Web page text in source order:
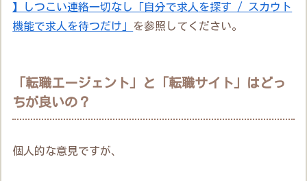
】しつこい連絡一切なし「自分で求人を探す / スカウト
機能で求人を待つだけ」 を参照してください。
「転職エージェント」と「転職サイト」はどっ
ちが良いの？
個人的な意見ですが、